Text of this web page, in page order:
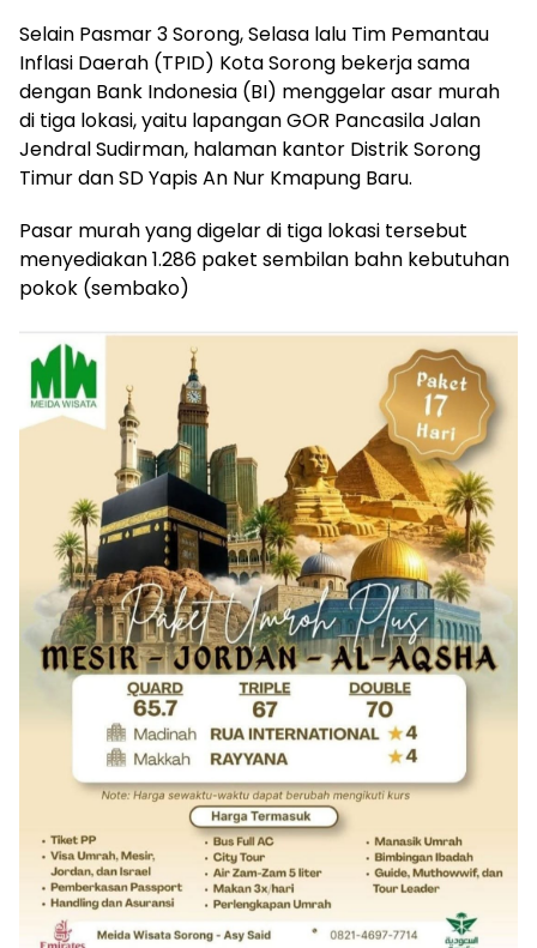
Selain Pasmar 3 Sorong, Selasa lalu Tim Pemantau
Inflasi Daerah (TPID) Kota Sorong bekerja sama
dengan Bank Indonesia (BI) menggelar asar murah
di tiga lokasi, yaitu lapangan GOR Pancasila Jalan
Jendral Sudirman, halaman kantor Distrik Sorong
Timur dan SD Yapis An Nur Kmapung Baru.
Pasar murah yang digelar di tiga lokasi tersebut
menyediakan 1.286 paket sembilan bahn kebutuhan
pokok (sembako)